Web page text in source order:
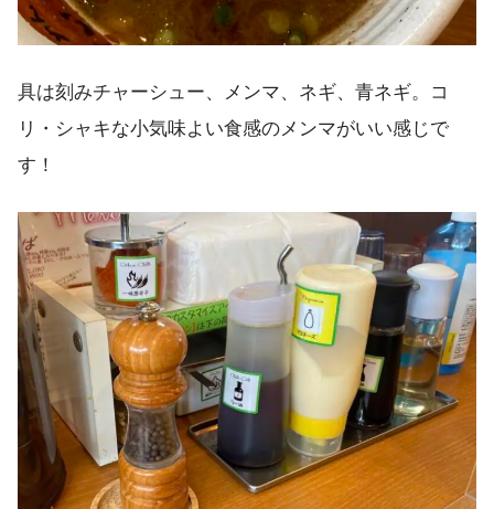
具は刻みチャーシュー、メンマ、ネギ、青ネギ。コ
リ・シャキな小気味よい食感のメンマがいい感じで
す！